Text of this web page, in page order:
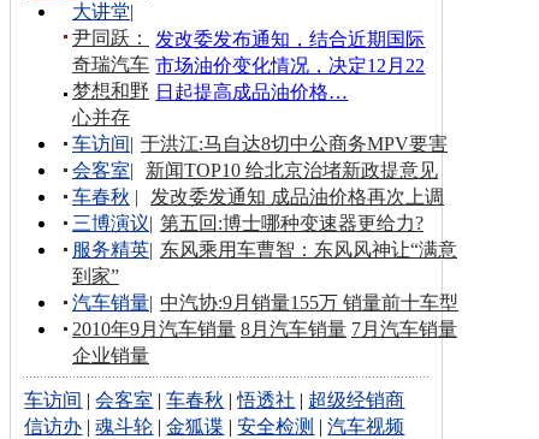
发改委发布通知，结合近期国际
市场油价变化情况，决定12月22
日起提高成品油价格…
大讲堂|
尹同跃：
奇瑞汽车
梦想和野
心并存
车访间| 于洪江:马自达8切中公商务MPV要害
会客室|
新闻TOP10 给北京治堵新政提意见
车春秋 |
发改委发通知 成品油价格再次上调
三博演议| 第五回:博士哪种变速器更给力?
服务精英| 东风乘用车曹智：东风风神让“满意
到家”
汽车销量| 中汽协:9月销量155万 销量前十车型
2010年9月汽车销量 8月汽车销量 7月汽车销量
企业销量
车访间 |会客室 |车春秋 |悟透社 | 超级经销商
信访办 |魂斗轮 |金狐谍 |安全检测 |汽车视频